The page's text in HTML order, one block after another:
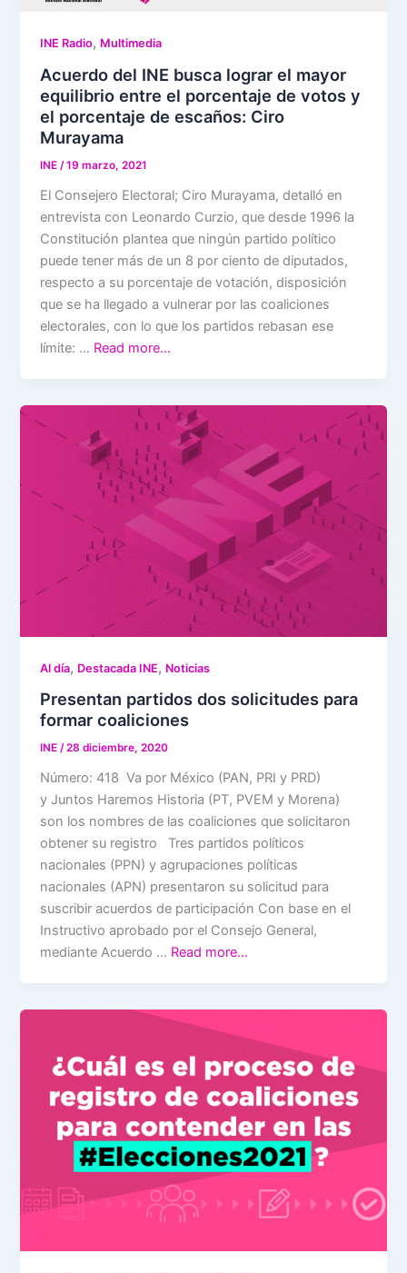
INE Radio, Multimedia
Acuerdo del INE busca lograr el mayor
equilibrio entre el porcentaje de votos y
el porcentaje de escaños: Ciro
Murayama
INE/19 marzo, 2021
El Consejero Electoral; Ciro Murayama, detalló en
entrevista con Leonardo Curzio, que desde 1996 la
Constitución plantea que ningún partido político
puede tener más de un 8 por ciento de diputados,
respecto a su porcentaje de votación, disposición
que se ha llegado a vulnerar por las coaliciones
electorales, con lo que los partidos rebasan ese
límite: … Read more…
Al día, Destacada INE, Noticias
Presentan partidos dos solicitudes para
formar coaliciones
INE/28 diciembre, 2020
Número: 418 Va por México (PAN, PRI y PRD)
y Juntos Haremos Historia (PT, PVEM y Morena)
son los nombres de las coaliciones que solicitaron
obtener su registro Tres partidos políticos
nacionales (PPN) y agrupaciones políticas
nacionales (APN) presentaron su solicitud para
suscribir acuerdos de participación Con base en el
Instructivo aprobado por el Consejo General,
mediante Acuerdo … Read more…